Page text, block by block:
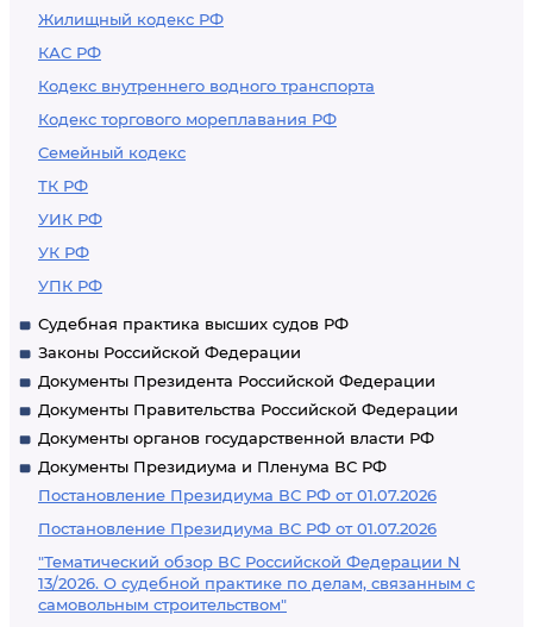
Жилищный кодекс РФ
КАС РФ
Кодекс внутреннего водного транспорта
Кодекс торгового мореплавания РФ
Семейный кодекс
ТК РФ
УИК РФ
УК РФ
УПК РФ
Судебная практика высших судов РФ
Законы Российской Федерации
Документы Президента Российской Федерации
Документы Правительства Российской Федерации
Документы органов государственной власти РФ
Документы Президиума и Пленума ВС РФ
Постановление Президиума ВС РФ от 01.07.2026
Постановление Президиума ВС РФ от 01.07.2026
"Тематический обзор ВС Российской Федерации N
13/2026. О судебной практике по делам, связанным с
самовольным строительством"